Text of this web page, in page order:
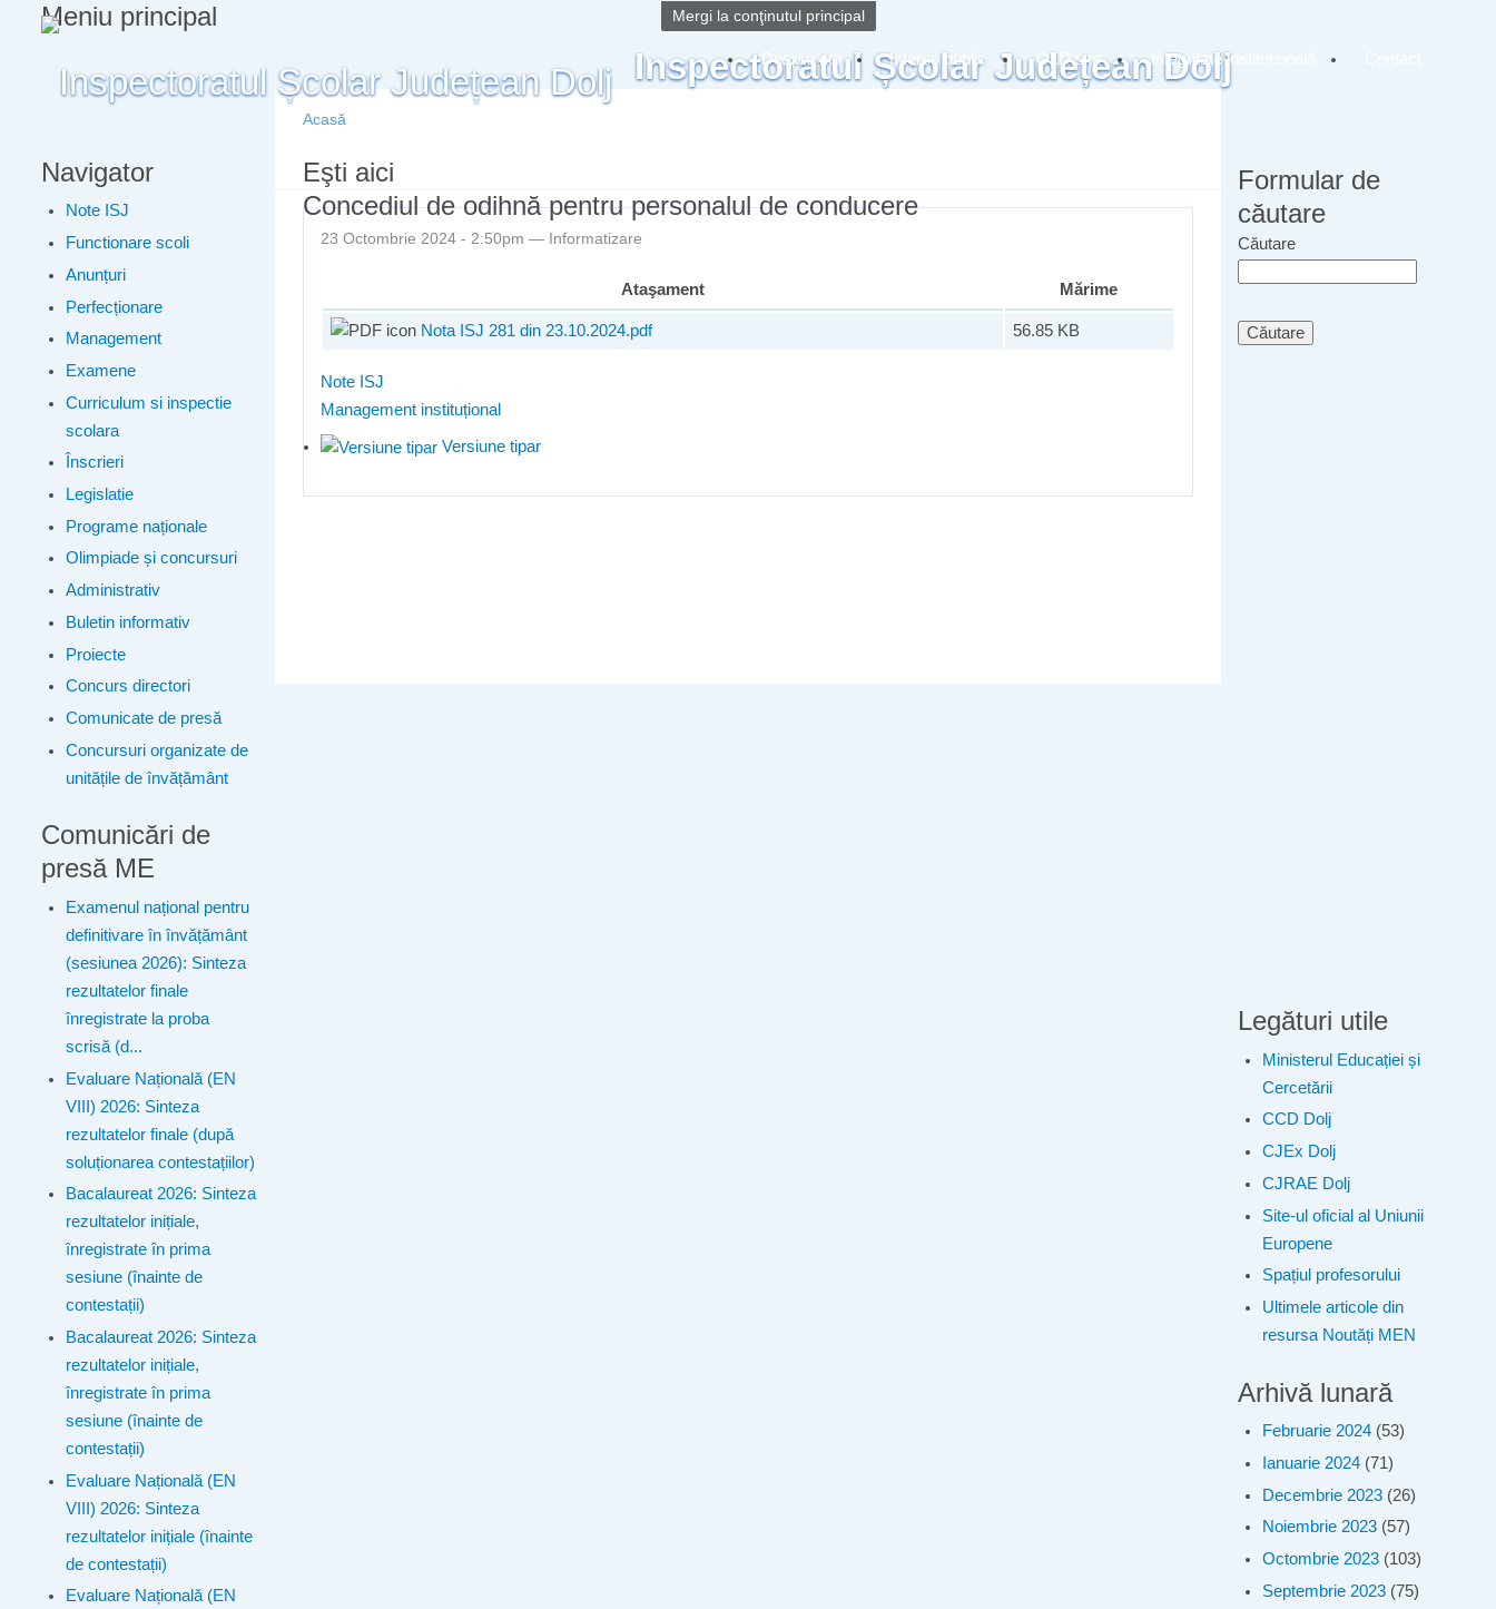
Mergi la conţinutul principal
Inspectoratul Școlar Județean Dolj
Meniu principal
Despre noi Interes public OLD site Integritate instituțională
Navigator
Note ISJ
Functionare scoli
Anunțuri
Perfecționare
Management
Examene
Curriculum si inspectie
scolara
Înscrieri
Legislatie
Programe naționale
Olimpiade și concursuri
Administrativ
Buletin informativ
Proiecte
Concurs directori
Comunicate de presă
Concursuri organizate de
unitățile de învățământ
Comunicări de
presă ME
Examenul național pentru
definitivare în învățământ
(sesiunea 2026): Sinteza
rezultatelor finale
înregistrate la proba
scrisă (d...
Evaluare Națională (EN
VIII) 2026: Sinteza
rezultatelor finale (după
soluționarea contestațiilor)
Bacalaureat 2026: Sinteza
rezultatelor inițiale,
înregistrate în prima
sesiune (înainte de
contestații)
Bacalaureat 2026: Sinteza
rezultatelor inițiale,
înregistrate în prima
sesiune (înainte de
contestații)
Evaluare Națională (EN
VIII) 2026: Sinteza
rezultatelor inițiale (înainte
de contestații)
Evaluare Națională (EN
Eşti aici
Acasă
Concediul de odihnă pentru personalul de conducere
23 Octombrie 2024 - 2:50pm — Informatizare
Ataşament Mărime
Nota ISJ 281 din 23.10.2024.pdf 56.85 KB
Note ISJ
Management instituțional
Versiune tipar
Formular de
căutare
Căutare
Legături utile
Ministerul Educației și
Cercetării
CCD Dolj
CJEx Dolj
CJRAE Dolj
Site-ul oficial al Uniunii
Europene
Spațiul profesorului
Ultimele articole din
resursa Noutăți MEN
Arhivă lunară
Februarie 2024 (53)
Ianuarie 2024 (71)
Decembrie 2023 (26)
Noiembrie 2023 (57)
Octombrie 2023 (103)
Septembrie 2023 (75)